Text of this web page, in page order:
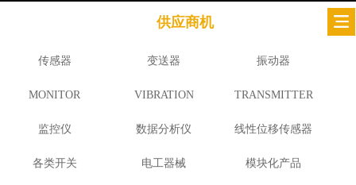
供应商机
传感器 变送器 振动器
MONITOR VIBRATION TRANSMITTER
监控仪 数据分析仪 线性位移传感器
各类开关 电工器械 模块化产品